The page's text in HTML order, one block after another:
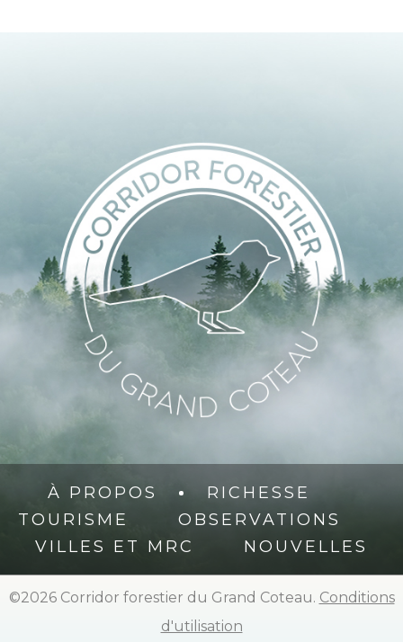
À PROPOS
RICHESSE
TOURISME
OBSERVATIONS
VILLES ET MRC
NOUVELLES
©2026 Corridor forestier du Grand Coteau. Conditions
d'utilisation